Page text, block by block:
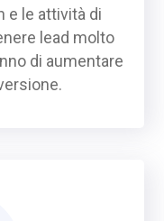
e le attività di
lead molto
di aumentare